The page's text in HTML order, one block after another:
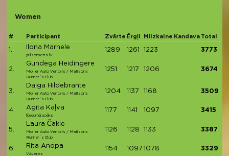
Women
# Participant Zvārte Ērgļi Milzkalne Kandava Total
1. Ilona Marhele
pulsometrs.lv
1289 1261 1223 3773
2.
Gundega Heidingere
Moller Auto Ventpils / Matisons
Runner`s Club
1251 1217 1206 3674
3.
Daiga Hildebrante
Moller Auto Ventpils / Matisons
Runner`s Club
1204 1137 1168 3509
4. Agita Kaļva
Ķegumā spēks
1177 1141 1097 3415
5.
Laura Čakle
Moller Auto Ventpils / Matisons
Runner`s Club
1126 1128 1133 3387
6. Rita Anopa
Vāveres
1154 1097 1078 3329